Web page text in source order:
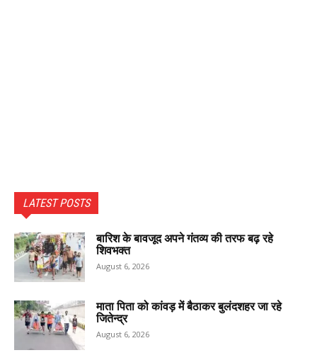
LATEST POSTS
बारिश के बावजूद अपने गंतव्य की तरफ बढ़ रहे
शिवभक्त
August 6, 2026
माता पिता को कांवड़ में बैठाकर बुलंदशहर जा रहे
जितेन्द्र
August 6, 2026